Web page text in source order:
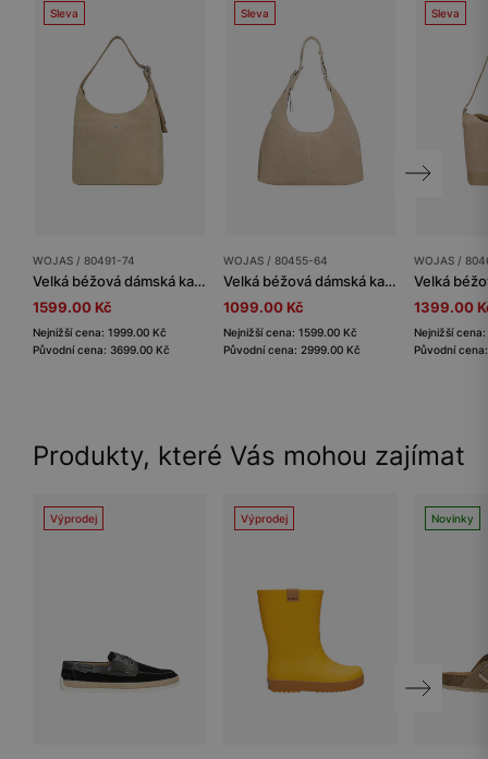
Sleva
WOJAS / 80491-74
Velká béžová dámská kabelka
1599.00 Kč
Nejnižší cena: 1999.00 Kč
Původní cena: 3699.00 Kč
Sleva
WOJAS / 80455-64
Velká béžová dámská kabelka hobo
1099.00 Kč
Nejnižší cena: 1599.00 Kč
Původní cena: 2999.00 Kč
Sleva
WOJAS /
1399.00
Nejnižší
Původní
Produkty, které Vás mohou zajímat
Výprodej Výprodej Novinky